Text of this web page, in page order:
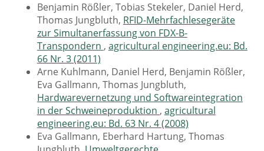
Benjamin Rößler, Tobias Stekeler, Daniel Herd,
Thomas Jungbluth, RFID-Mehrfachlesegeräte
zur Simultanerfassung von FDX-B-
Transpondern , agricultural engineering.eu: Bd.
66 Nr. 3 (2011)
Arne Kuhlmann, Daniel Herd, Benjamin Rößler,
Eva Gallmann, Thomas Jungbluth,
Hardwarevernetzung und Softwareintegration
in der Schweineproduktion , agricultural
engineering.eu: Bd. 63 Nr. 4 (2008)
Eva Gallmann, Eberhard Hartung, Thomas